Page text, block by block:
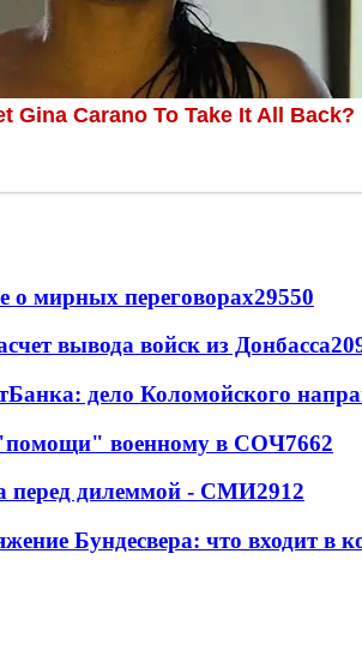
о мирных переговорах29550
вывода войск из Донбасса
дело Коломойского
военному в СОЧ7662
перед дилеммой - СМИ2912
Бундесвера: что входит в